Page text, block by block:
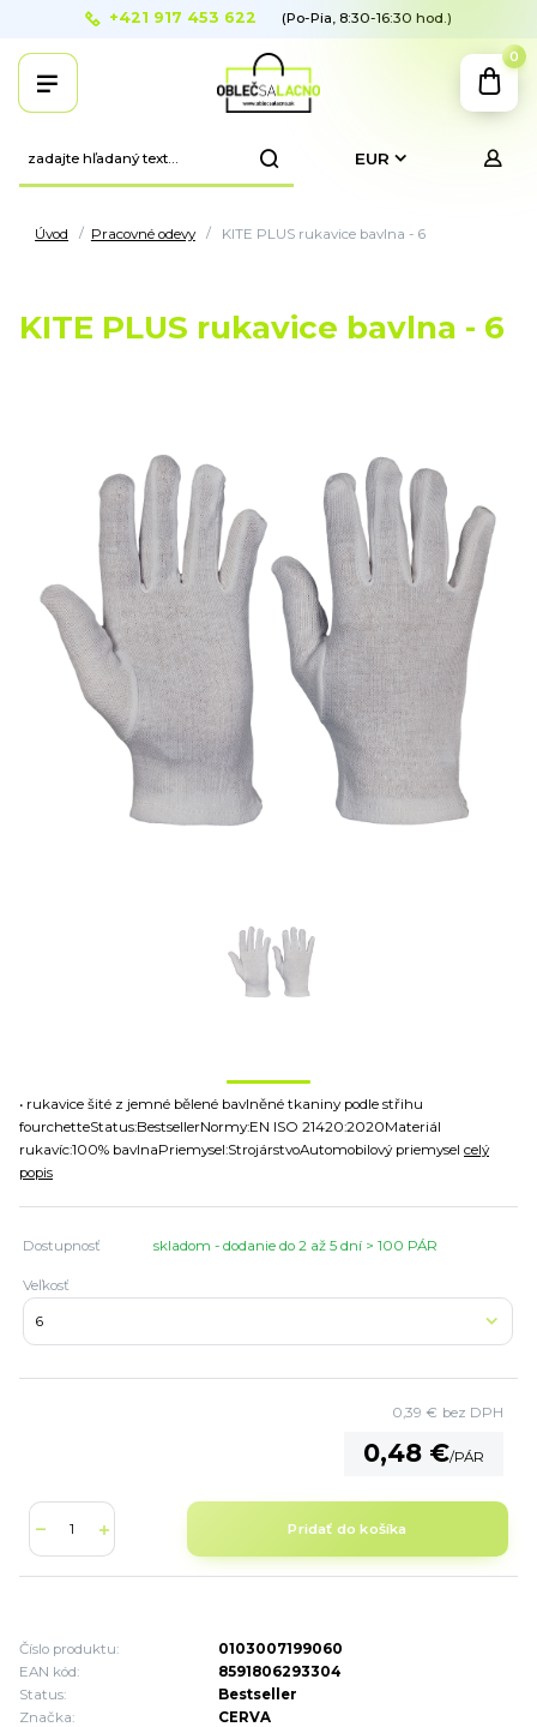
EUR
+421 917 453 622 (Po-Pia, 8:30-16:30 hod.)
0
Úvod Pracovné odevy KITE PLUS rukavice bavlna - 6
KITE PLUS rukavice bavlna - 6
• rukavice šité z jemné bělené bavlněné tkaniny podle střihu
fourchetteStatus:BestsellerNormy:EN ISO 21420:2020Materiál
rukavíc:100% bavlnaPriemysel:StrojárstvoAutomobilový priemysel celý
popis
Dostupnosť skladom - dodanie do 2 až 5 dní > 100 PÁR
Veľkosť
0,48 €/PÁR
0,39 € bez DPH
Pridať do košíka
Číslo produktu:
0103007199060
EAN kód:
8591806293304
Status:
Bestseller
Značka:
CERVA